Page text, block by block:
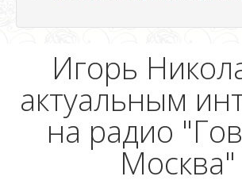
Игорь
актуальным
на радио
Москва"